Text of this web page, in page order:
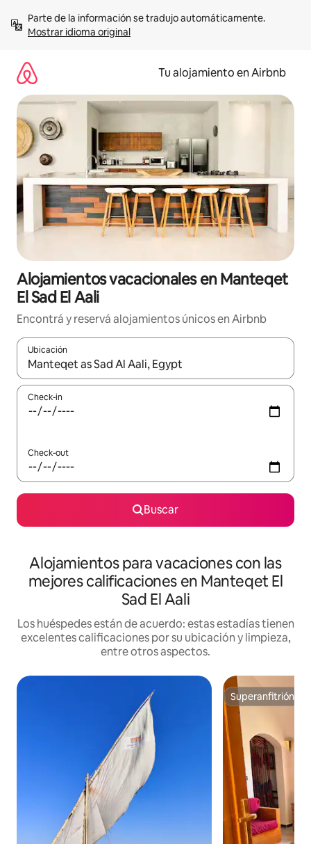
contenidoMostrar idioma original
Tu alojamiento en Airbnb
Alojamientos vacacionales en Manteqet
El Sad El Aali
Encontrá y reservá alojamientos únicos en Airbnb
Ubicación
Cuando los resultados estén disponibles, navegá con las
Check-in
Check-out
Buscar
Alojamientos para vacaciones con las
mejores calificaciones en Manteqet El
Sad El Aali
Los huéspedes están de acuerdo: estas estadías tienen
excelentes calificaciones por su ubicación y limpieza,
entre otros aspectos.
Superanfitrión
Superanfitrión